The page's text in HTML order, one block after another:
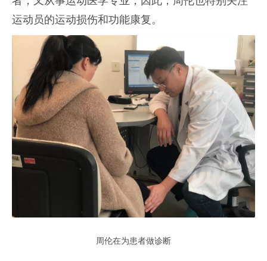
运动员的运动损伤和功能康复。
周伦在为患者做诊断